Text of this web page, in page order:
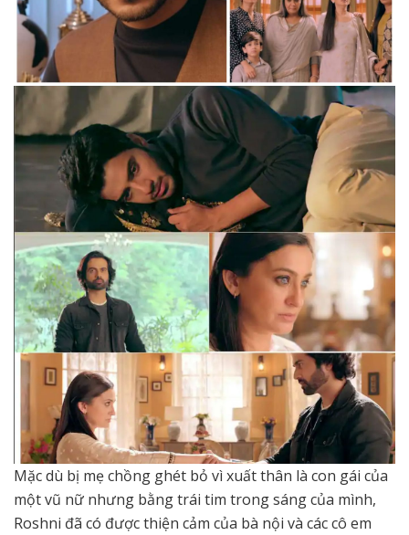
Mặc dù bị mẹ chồng ghét bỏ vì xuất thân là con gái của
một vũ nữ nhưng bằng trái tim trong sáng của mình,
Roshni đã có được thiện cảm của bà nội và các cô em